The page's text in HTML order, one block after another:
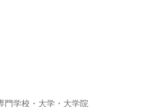
門学校・大学・大学院